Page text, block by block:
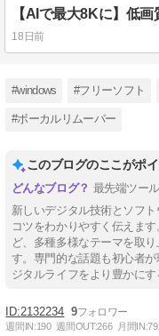
18日前
#windows #フリーソフト
#ボーカルリムーバー
このブログのここがポ
最先端ツー
新しいデジタル技術とソフ
コツをわかりやすく伝えま
ど、多種多様なテーマを取
す。専門的な話題も初心者
ジタルライフをより豊かにす
2132234 9
週間IN:190 週間OUT:266 月間IN: